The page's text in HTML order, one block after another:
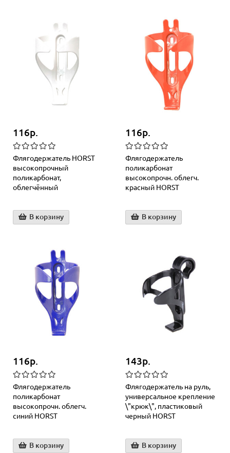
116р.
Флягодержатель HORST
высокопрочный
поликарбонат,
облегчённый
В корзину
116р.
Флягодержатель
поликарбонат
высокопрочн. облегч.
красный HORST
В корзину
116р.
Флягодержатель
поликарбонат
высокопрочн. облегч.
синий HORST
В корзину
143р.
Флягодержатель на руль,
универсальное крепление
\"крюк\", пластиковый
черный HORST
В корзину